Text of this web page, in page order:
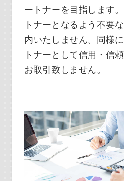
ートナーを目指します
トナーとなるよう不要
内いたしません。同様
トナーとして信用・信
お取引致しません。